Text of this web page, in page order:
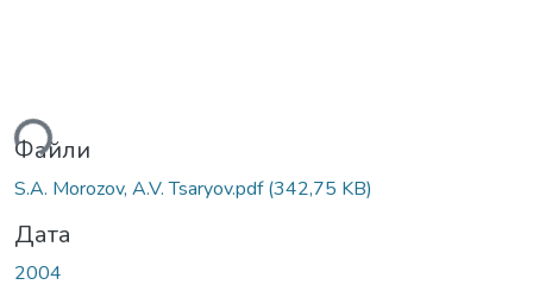
Файли
S.A. Morozov, A.V. Tsaryov.pdf(342,75 KB)
Дата
2004